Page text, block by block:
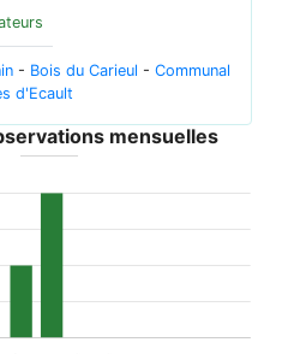
- Bois du Carieul - Communal
d'Ecault
mensuelles